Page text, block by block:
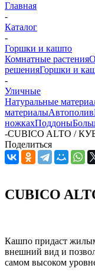
Главная
-
Каталог
-
Горшки и кашпо
Комнатные растения
решенияГоршки и
-
Уличные
Натуральные
материалыАвтополив
ножкахПоддоны
-CUBICO ALTO /
Поделиться
CUBICO
Кашпо придаст
внешний вид и
самом высоком